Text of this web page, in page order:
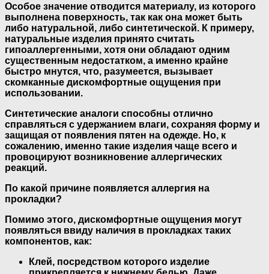
Особое значение отводится материалу, из которого
выполнена поверхность, так как она может быть
либо натуральной, либо синтетической. К примеру,
натуральные изделия принято считать
гипоаллергенными, хотя они обладают одним
существенным недостатком, а именно крайне
быстро мнутся, что, разумеется, вызывает
скомканные дискомфортные ощущения при
использовании.
Синтетические аналоги способны отлично
справляться с удержанием влаги, сохраняя форму и
защищая от появления пятен на одежде. Но, к
сожалению, именно такие изделия чаще всего и
провоцируют возникновение аллергических
реакций.
По какой причине появляется аллергия на
прокладки?
Помимо этого, дискомфортные ощущения могут
появляться ввиду наличия в прокладках таких
компонентов, как:
Клей, посредством которого изделие